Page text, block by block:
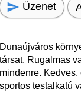
Üzenet
Dunaújváros
társat. Rugalmas
mindenre.
sportos testalkatú